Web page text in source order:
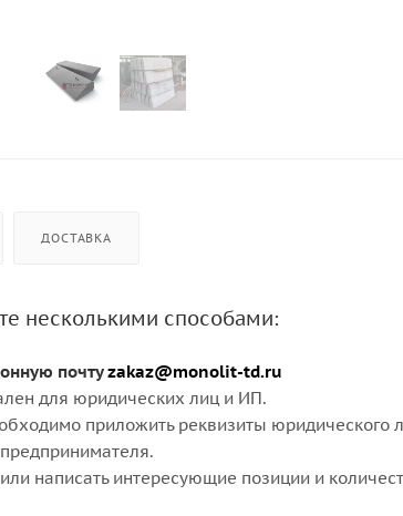
ДОСТАВКА
несколькими способами:
почтуzakaz@monolit-td.ru
для юридических лиц и ИП.
приложить реквизиты юридического
написать интересующие позиции и